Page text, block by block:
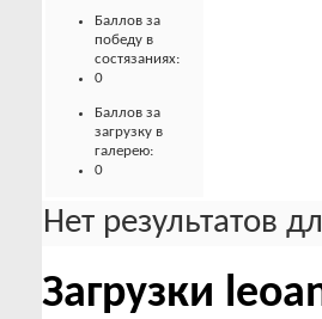
Баллов за
победу в
состязаниях:
0
Баллов за
загрузку в
галерею:
0
Нет результатов
Загрузки